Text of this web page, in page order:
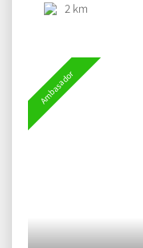
2 km
Ambasador